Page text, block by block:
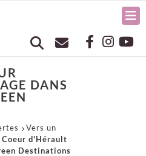
DANS
Vers un
Coeur d'Hérault
Destinations